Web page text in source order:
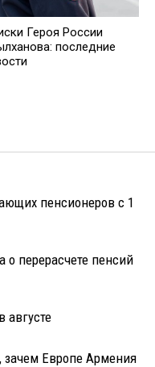
Героя России
последние
пенсионеров с 1
о перерасчете пенсий
августе
Европе Армения